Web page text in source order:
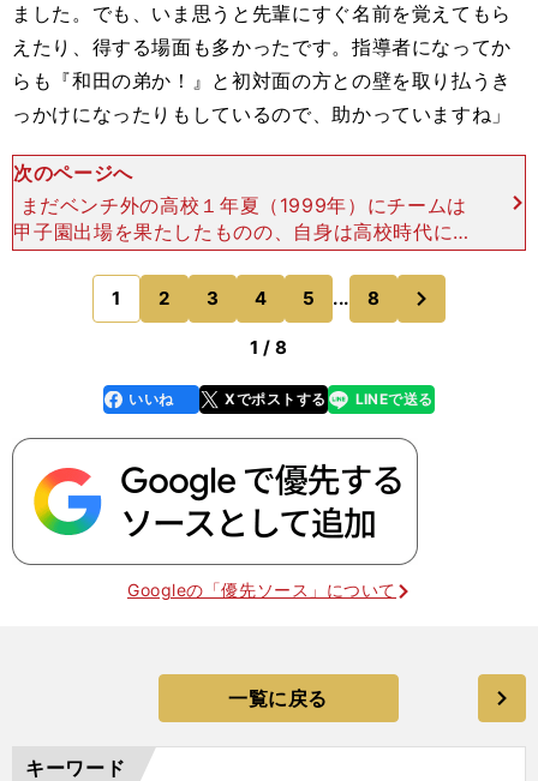
ました。でも、いま思うと先輩にすぐ名前を覚えてもら
えたり、得する場面も多かったです。指導者になってか
らも『和田の弟か！』と初対面の方との壁を取り払うき
っかけになったりもしているので、助かっていますね」
次のページへ
まだベンチ外の高校１年夏（1999年）にチームは
甲子園出場を果たしたものの、自身は高校時代に甲
子園の土を踏むことは叶わず。東京六大学野球への
憧れ、１年間在学期間が重なる兄・毅（早稲田大）
と神宮の舞台で
1 2 3 4 5 ... 8
1 / 8
faceboo
k
いいね Xでポストする
line LINEで送る
Googleの「優先ソース」について
一覧に戻る
キーワード